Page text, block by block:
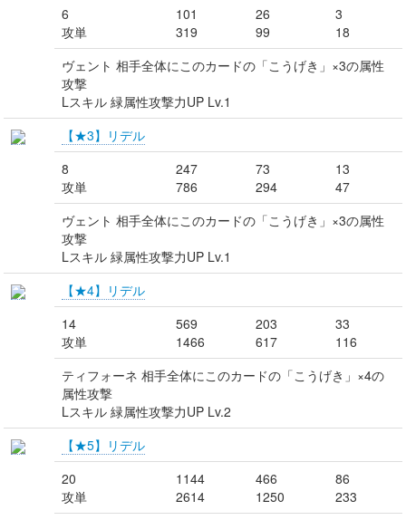
6
攻単
101
319
26
99
3
18
ヴェント 相手全体にこのカードの「こうげき」×3の属性
攻撃
Lスキル 緑属性攻撃力UP Lv.1
【★3】リデル
8
攻単
247
786
73
294
13
47
ヴェント 相手全体にこのカードの「こうげき」×3の属性
攻撃
Lスキル 緑属性攻撃力UP Lv.1
【★4】リデル
14
攻単
569
1466
203
617
33
116
ティフォーネ 相手全体にこのカードの「こうげき」×4の
属性攻撃
Lスキル 緑属性攻撃力UP Lv.2
【★5】リデル
20
攻単
1144
2614
466
1250
86
233